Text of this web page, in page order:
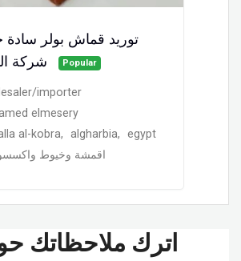
توريد قماش بولر
شركة
Popular
importer
elmesery
al-kobra, algharbia,
egypt
اقمشة وخيوط
اترك ملاحظاتك